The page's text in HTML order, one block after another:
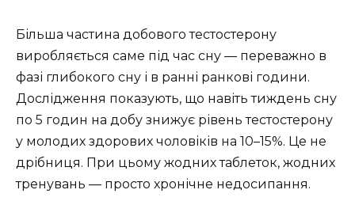
Більша частина добового тестостерону
виробляється саме під час сну — переважно в
фазі глибокого сну і в ранні ранкові години.
Дослідження показують, що навіть тиждень сну
по 5 годин на добу знижує рівень тестостерону
у молодих здорових чоловіків на 10–15%. Це не
дрібниця. При цьому жодних таблеток, жодних
тренувань — просто хронічне недосипання.